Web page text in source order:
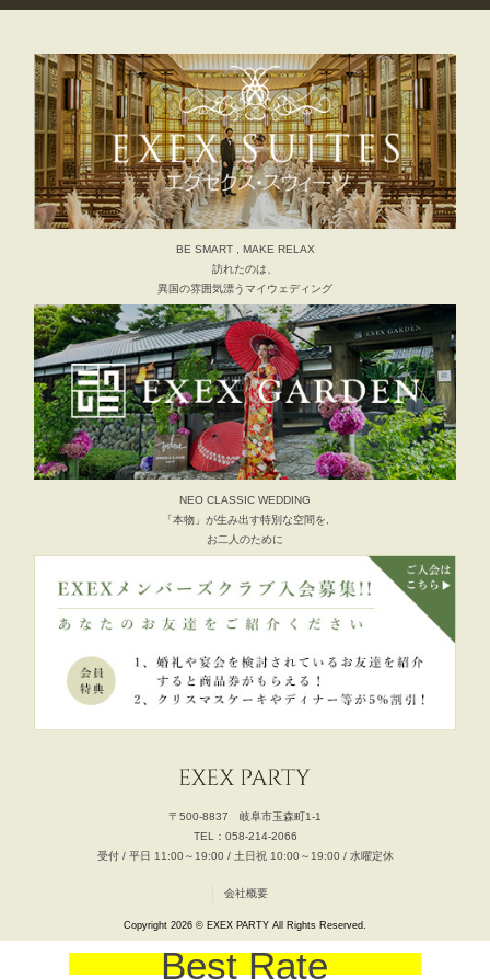
Best Rate
BE SMART , MAKE RELAX
訪れたのは、
異国の雰囲気漂うマイウェディング
NEO CLASSIC WEDDING
「本物」が生み出す特別な空間を,
お二人のために
〒500-8837 岐阜市玉森町1-1
TEL：058-214-2066
受付 / 平日 11:00～19:00 / 土日祝 10:00～19:00 / 水曜定休
会社概要
Copyright 2026 © EXEX PARTY All Rights Reserved.